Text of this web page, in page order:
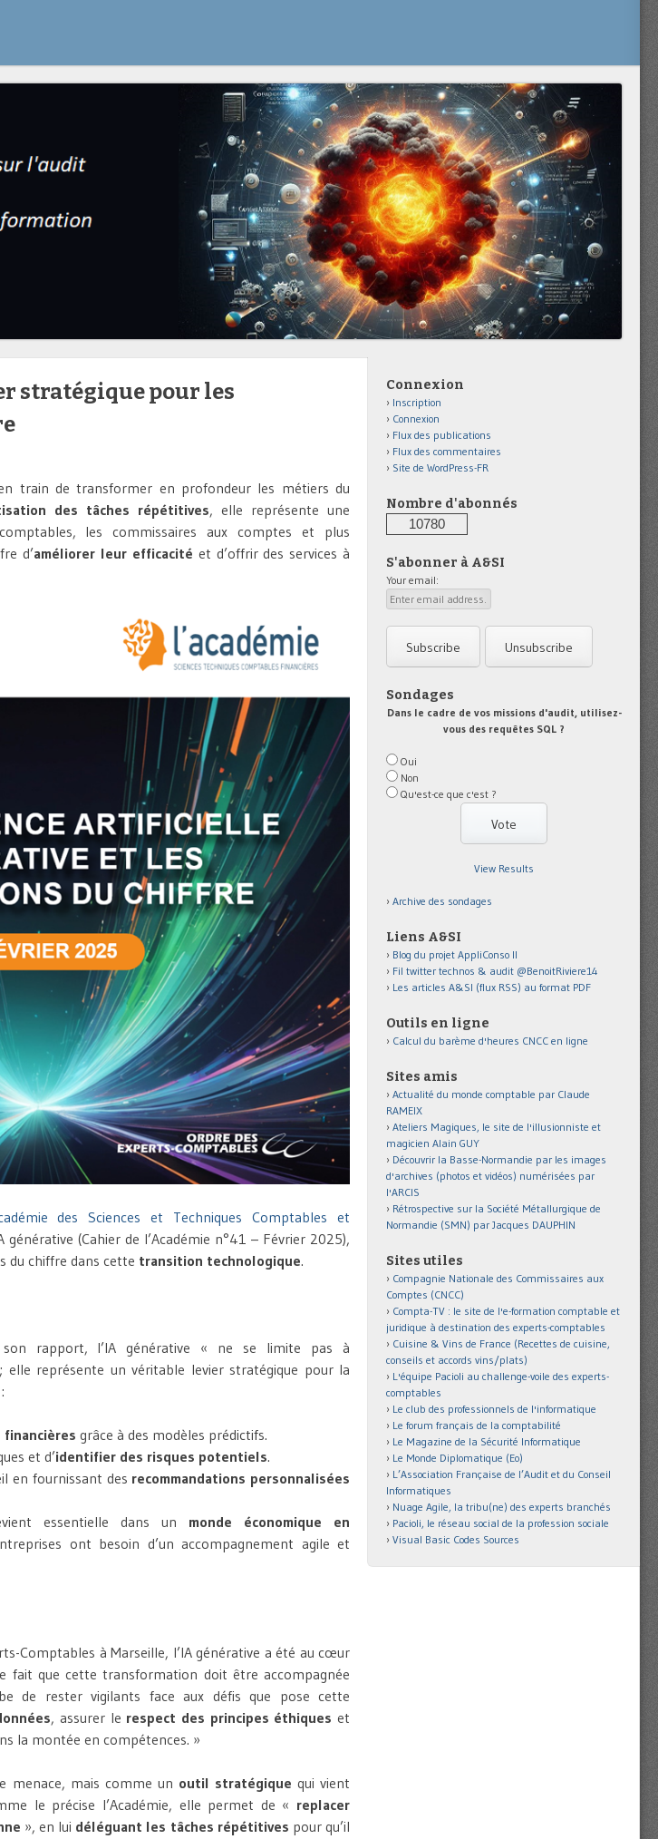
stratégique pour les
train de transformer en profondeur les métiers du
des tâches répétitives, elle représente une
les commissaires aux comptes et plus
d’améliorer leur efficacité et d’offrir des services à
des Sciences et Techniques Comptables et
générative (Cahier de l’Académie n°41 – Février 2025),
du chiffre dans cette transition technologique.
son rapport, l’IA générative « ne se limite pas à
elle représente un véritable levier stratégique pour la
financières grâce à des modèles prédictifs.
et d’identifier des risques potentiels.
en fournissant des recommandations personnalisées
essentielle dans un monde économique en
ont besoin d’un accompagnement agile et
Comptables à Marseille, l’IA générative a été au cœur
fait que cette transformation doit être accompagnée
de rester vigilants face aux défis que pose cette
, assurer le respect des principes éthiques et
la montée en compétences. »
menace, mais comme un outil stratégique qui vient
le précise l’Académie, elle permet de « replacer
», en lui déléguant les tâches répétitives pour qu’il
Connexion
Inscription
Connexion
Flux des publications
Flux des commentaires
Site de WordPress-FR
Nombre d'abonnés
10780
S'abonner à A&SI
Your email:
Sondages
Dans le cadre de vos missions d'audit, utilisez-
vous des requêtes SQL ?
Oui
Non
Qu'est-ce que c'est ?
View Results
Archive des sondages
Liens A&SI
Blog du projet AppliConso II
Fil twitter technos & audit @BenoitRiviere14
Les articles A&SI (flux RSS) au format PDF
Outils en ligne
Calcul du barème d'heures CNCC en ligne
Sites amis
Actualité du monde comptable par Claude
RAMEIX
Ateliers Magiques, le site de l'illusionniste et
magicien Alain GUY
Découvrir la Basse-Normandie par les images
d'archives (photos et vidéos) numérisées par
l'ARCIS
Rétrospective sur la Société Métallurgique de
Normandie (SMN) par Jacques DAUPHIN
Sites utiles
Compagnie Nationale des Commissaires aux
Comptes (CNCC)
Compta-TV : le site de l'e-formation comptable et
juridique à destination des experts-comptables
Cuisine & Vins de France (Recettes de cuisine,
conseils et accords vins/plats)
L'équipe Pacioli au challenge-voile des experts-
comptables
Le club des professionnels de l'informatique
Le forum français de la comptabilité
Le Magazine de la Sécurité Informatique
Le Monde Diplomatique (Eo)
L’Association Française de l’Audit et du Conseil
Informatiques
Nuage Agile, la tribu(ne) des experts branchés
Pacioli, le réseau social de la profession sociale
Visual Basic Codes Sources